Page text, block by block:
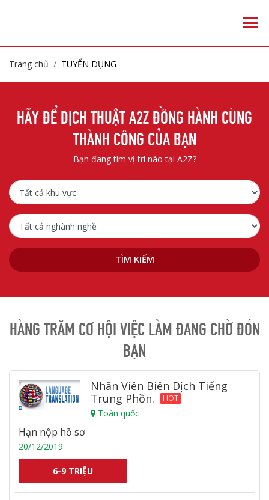
Trang chủ TUYỂN DỤNG
HÃY ĐỂ DỊCH THUẬT A2Z ĐỒNG HÀNH CÙNG
THÀNH CÔNG CỦA BẠN
Bạn đang tìm vị trí nào tại A2Z?
TÌM KIẾM
HÀNG TRĂM CƠ HỘI VIỆC LÀM ĐANG CHỜ ĐÓN
BẠN
Nhân Viên Biên Dịch Tiếng
Trung Phồn.
HOT
Toàn quốc
Hạn nộp hồ sơ
20/12/2019
6-9 TRIỆU